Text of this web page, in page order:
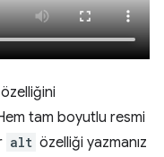
özelliğini
tam boyutlu resmi
alt özelliği yazmanız